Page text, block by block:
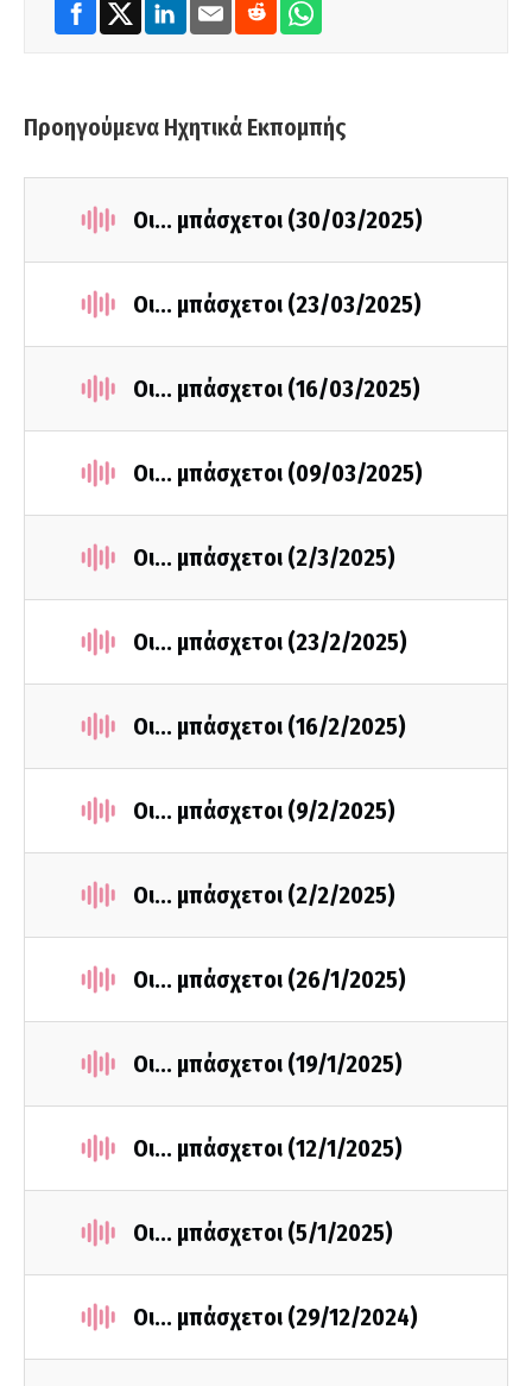
Προηγούμενα Ηχητικά Εκπομπής
Οι... μπάσχετοι (30/03/2025)
Οι... μπάσχετοι (23/03/2025)
Οι... μπάσχετοι (16/03/2025)
Οι... μπάσχετοι (09/03/2025)
Οι... μπάσχετοι (2/3/2025)
Οι... μπάσχετοι (23/2/2025)
Οι... μπάσχετοι (16/2/2025)
Οι... μπάσχετοι (9/2/2025)
Οι... μπάσχετοι (2/2/2025)
Οι... μπάσχετοι (26/1/2025)
Οι... μπάσχετοι (19/1/2025)
Οι... μπάσχετοι (12/1/2025)
Οι... μπάσχετοι (5/1/2025)
Οι... μπάσχετοι (29/12/2024)